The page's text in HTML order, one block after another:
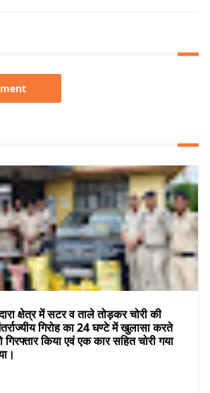
क्षेत्र में सटर व ताले तोड़कर चोरी की
गिरोह का 24 घण्टे में खुलासा करते
किया एवं एक कार सहित चोरी गया